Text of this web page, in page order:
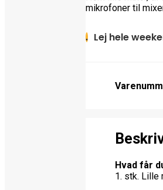
mikrofoner til
. Lej hele
Hvad får
1. stk. Lille